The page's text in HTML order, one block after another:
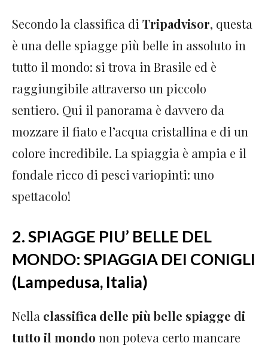
Secondo la classifica di Tripadvisor, questa
è una delle spiagge più belle in assoluto in
tutto il mondo: si trova in Brasile ed è
raggiungibile attraverso un piccolo
sentiero. Qui il panorama è davvero da
mozzare il fiato e l’acqua cristallina e di un
colore incredibile. La spiaggia è ampia e il
fondale ricco di pesci variopinti: uno
spettacolo!
2. SPIAGGE PIU’ BELLE DEL
MONDO: SPIAGGIA DEI CONIGLI
(Lampedusa, Italia)
Nella classifica delle più belle spiagge di
tutto il mondo non poteva certo mancare